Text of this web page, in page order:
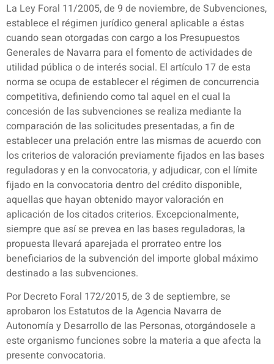
La Ley Foral 11/2005, de 9 de noviembre, de Subvenciones,
establece el régimen jurídico general aplicable a éstas
cuando sean otorgadas con cargo a los Presupuestos
Generales de Navarra para el fomento de actividades de
utilidad pública o de interés social. El artículo 17 de esta
norma se ocupa de establecer el régimen de concurrencia
competitiva, definiendo como tal aquel en el cual la
concesión de las subvenciones se realiza mediante la
comparación de las solicitudes presentadas, a fin de
establecer una prelación entre las mismas de acuerdo con
los criterios de valoración previamente fijados en las bases
reguladoras y en la convocatoria, y adjudicar, con el límite
fijado en la convocatoria dentro del crédito disponible,
aquellas que hayan obtenido mayor valoración en
aplicación de los citados criterios. Excepcionalmente,
siempre que así se prevea en las bases reguladoras, la
propuesta llevará aparejada el prorrateo entre los
beneficiarios de la subvención del importe global máximo
destinado a las subvenciones.
Por Decreto Foral 172/2015, de 3 de septiembre, se
aprobaron los Estatutos de la Agencia Navarra de
Autonomía y Desarrollo de las Personas, otorgándosele a
este organismo funciones sobre la materia a que afecta la
presente convocatoria.